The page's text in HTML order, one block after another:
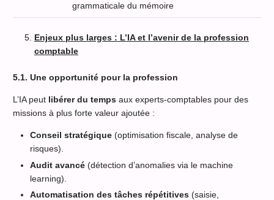
grammaticale du mémoire
Enjeux plus larges : L’IA et l’avenir de la profession
comptable
5.1. Une opportunité pour la profession
L’IA peut libérer du temps aux experts-comptables pour des
missions à plus forte valeur ajoutée :
Conseil stratégique (optimisation fiscale, analyse de
risques).
Audit avancé (détection d’anomalies via le machine
learning).
Automatisation des tâches répétitives (saisie,